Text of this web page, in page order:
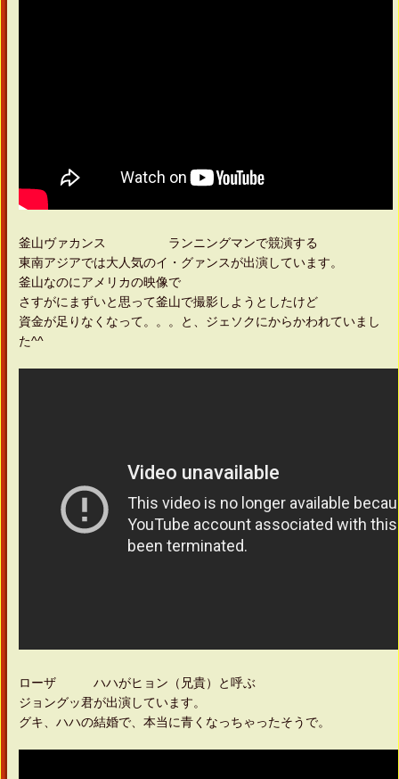
釜山ヴァカンス ランニングマンで競演する
東南アジアでは大人気のイ・グァンスが出演しています。
釜山なのにアメリカの映像で
さすがにまずいと思って釜山で撮影しようとしたけど
資金が足りなくなって。。。と、ジェソクにからかわれていまし
た^^
ローザ ハハがヒョン（兄貴）と呼ぶ
ジョングッ君が出演しています。
グキ、ハハの結婚で、本当に青くなっちゃったそうで。